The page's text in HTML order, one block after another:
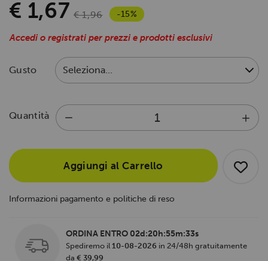
€ 1,67 € 1,96 -15%
Accedi o registrati per prezzi e prodotti esclusivi
Gusto
Quantità
Aggiungi al Carrello
Informazioni pagamento e politiche di reso
ORDINA ENTRO 02d:20h:55m:33s
Spediremo il 10-08-2026 in 24/48h gratuitamente
da € 39,99